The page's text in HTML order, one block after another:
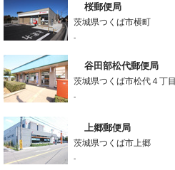
桜郵便局
茨城県つくば市横町
-
谷田部松代郵便局
茨城県つくば市松代４丁目
-
上郷郵便局
茨城県つくば市上郷
-